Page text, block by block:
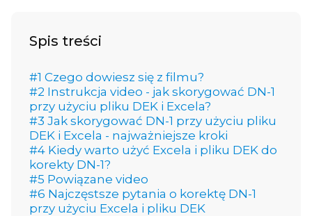
Spis treści
#1 Czego dowiesz się z filmu?
#2 Instrukcja video - jak skorygować DN-1
przy użyciu pliku DEK i Excela?
#3 Jak skorygować DN-1 przy użyciu pliku
DEK i Excela - najważniejsze kroki
#4 Kiedy warto użyć Excela i pliku DEK do
korekty DN-1?
#5 Powiązane video
#6 Najczęstsze pytania o korektę DN-1
przy użyciu Excela i pliku DEK